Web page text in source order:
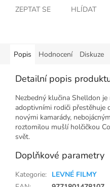
ZEPTAT SE HLÍDAT
Popis Hodnocení Diskuze
Detailní popis
Nezbedný klučina Shelldon
adoptivními rodiči přestěhuje
novými kamarády,
roztomilou mušlí holčičkou
svět.
Doplňkové parametry
Kategorie: LEVNÉ FILMY